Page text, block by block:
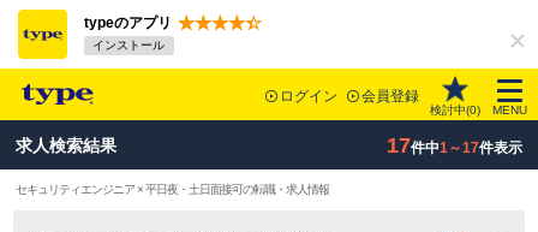
typeのアプリ
インストール
ログイン 会員登録
検討中(0) MENU
求人検索結果 17件中1～17件表示
セキュリティエンジニア × 平日夜・土日面接可の転職・求人情報